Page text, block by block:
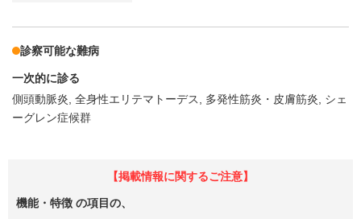
診察可能な難病
一次的に診る
側頭動脈炎 全身性エリテマトーデス 多発性筋炎・皮膚筋炎
シェ
ーグレン症候群
【掲載情報に関するご注意】
機能・特徴 の項目の、